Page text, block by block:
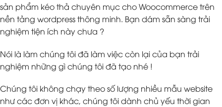
sản phẩm kéo thả chuyên mục cho Woocommerce trên
nền tảng wordpress thông minh. Bạn dám sẵn sàng trải
nghiệm tiện ích này chưa ?
Nói là làm chúng tôi đã làm việc còn lại của bạn trải
nghiệm những gì chúng tôi đã tạo nhé !
Chúng tôi không chạy theo số lượng nhiều mẫu website
như các đơn vị khác, chúng tôi dành chủ yếu thời gian